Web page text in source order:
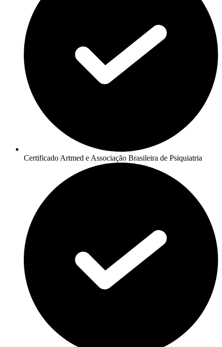
Certificado Artmed e Associação Brasileira de Psiquiatria